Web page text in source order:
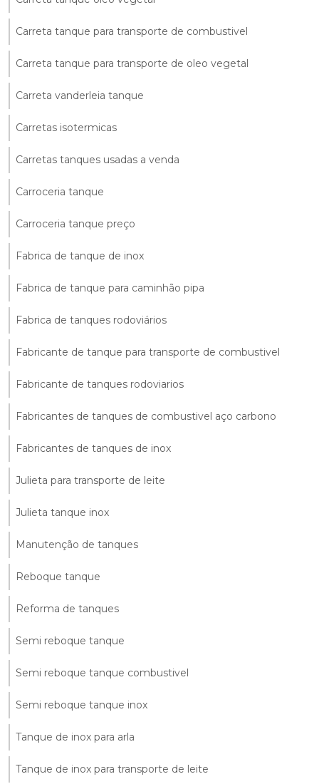
Carreta tanque para transporte de combustivel
Carreta tanque para transporte de oleo vegetal
Carreta vanderleia tanque
Carretas isotermicas
Carretas tanques usadas a venda
Carroceria tanque
Carroceria tanque preço
Fabrica de tanque de inox
Fabrica de tanque para caminhão pipa
Fabrica de tanques rodoviários
Fabricante de tanque para transporte de combustivel
Fabricante de tanques rodoviarios
Fabricantes de tanques de combustivel aço carbono
Fabricantes de tanques de inox
Julieta para transporte de leite
Julieta tanque inox
Manutenção de tanques
Reboque tanque
Reforma de tanques
Semi reboque tanque
Semi reboque tanque combustivel
Semi reboque tanque inox
Tanque de inox para arla
Tanque de inox para transporte de leite